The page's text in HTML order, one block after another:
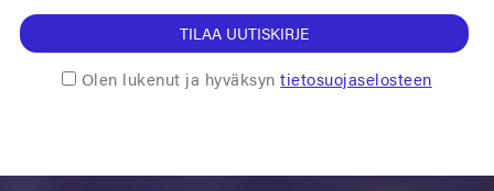
TILAA UUTISKIRJE
Olen lukenut ja hyväksyntietosuojaselosteen